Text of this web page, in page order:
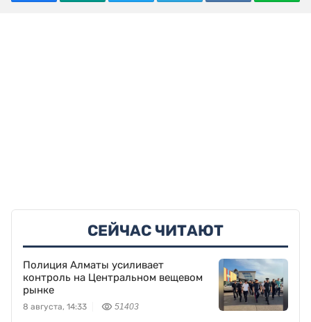
СЕЙЧАС ЧИТАЮТ
Полиция Алматы усиливает
контроль на Центральном вещевом
рынке
8 августа, 14:33 51403